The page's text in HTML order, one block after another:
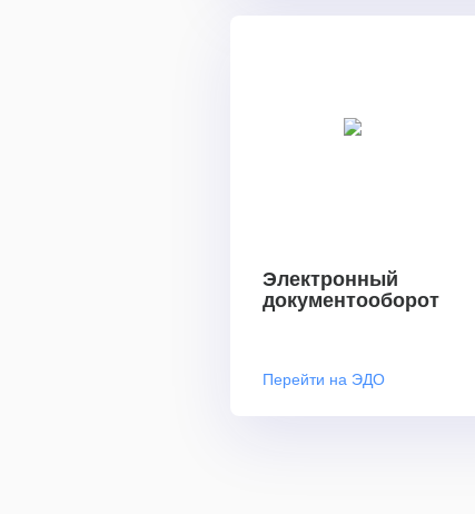
Электронный
документооборот
Перейти на ЭДО